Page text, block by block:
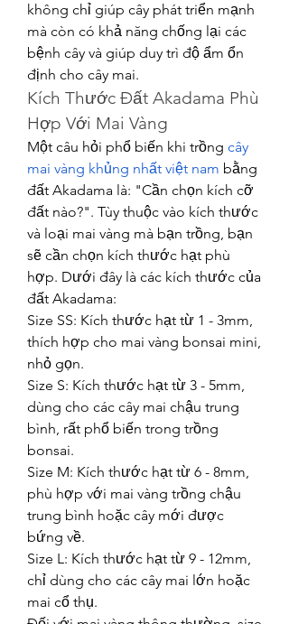
không chỉ giúp cây phát triển mạnh
mà còn có khả năng chống lại các
bệnh cây và giúp duy trì độ ẩm ổn
định cho cây mai.
Kích Thước Đất Akadama Phù
Hợp Với Mai Vàng
Một câu hỏi phổ biến khi trồng cây
mai vàng khủng nhất việt nam bằng
đất Akadama là: "Cần chọn kích cỡ
đất nào?". Tùy thuộc vào kích thước
và loại mai vàng mà bạn trồng, bạn
sẽ cần chọn kích thước hạt phù
hợp. Dưới đây là các kích thước của
đất Akadama:
Size SS: Kích thước hạt từ 1 - 3mm,
thích hợp cho mai vàng bonsai mini,
nhỏ gọn.
Size S: Kích thước hạt từ 3 - 5mm,
dùng cho các cây mai chậu trung
bình, rất phổ biến trong trồng
bonsai.
Size M: Kích thước hạt từ 6 - 8mm,
phù hợp với mai vàng trồng chậu
trung bình hoặc cây mới được
bứng về.
Size L: Kích thước hạt từ 9 - 12mm,
chỉ dùng cho các cây mai lớn hoặc
mai cổ thụ.